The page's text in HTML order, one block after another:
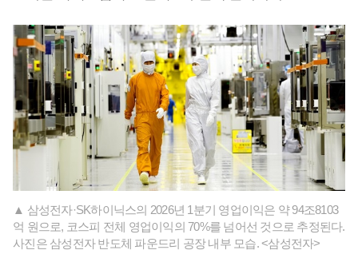
▲ 삼성전자·SK하이닉스의 2026년 1분기 영업이익은 약 94조8103
억 원으로, 코스피 전체 영업이익의 70%를 넘어선 것으로 추정된다.
사진은 삼성전자 반도체 파운드리 공장 내부 모습. <삼성전자>